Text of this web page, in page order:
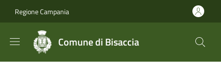
Regione Campania
Comune di Bisaccia